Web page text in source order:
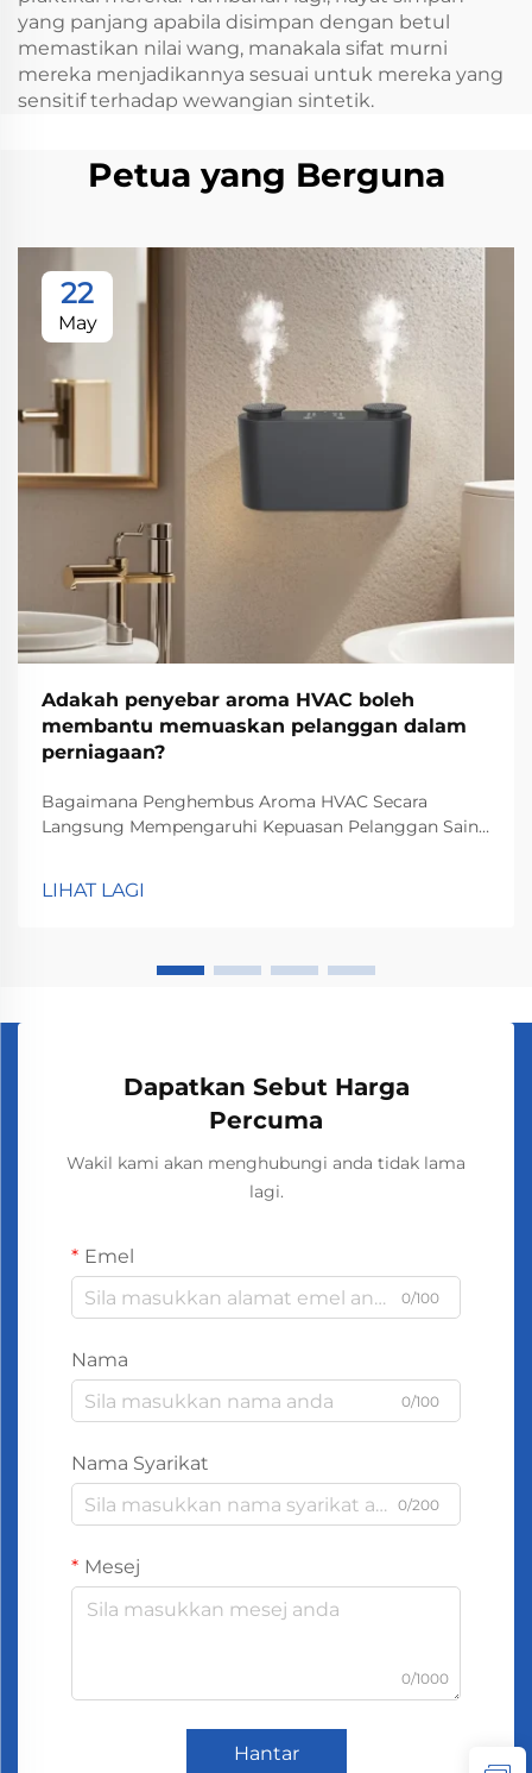
yang panjang apabila disimpan dengan betul
memastikan nilai wang, manakala sifat murni
mereka menjadikannya sesuai untuk mereka yang
sensitif terhadap wewangian sintetik.
Petua yang Berguna
22
May
Adakah penyebar aroma HVAC boleh
membantu memuaskan pelanggan dalam
perniagaan?
Bagaimana Penghembus Aroma HVAC Secara
Langsung Mempengaruhi Kepuasan Pelanggan Sains
kunci dalam memastikan kepuasan pelanggan di
memori, dan penggunaan bau yang betul boleh
berada di premis tersebut.
LIHAT LAGI
Dapatkan Sebut Harga
Percuma
Wakil kami akan menghubungi anda tidak lama
lagi.
Emel
0/100
Nama
0/100
Nama Syarikat
0/200
Mesej
0/1000
Hantar